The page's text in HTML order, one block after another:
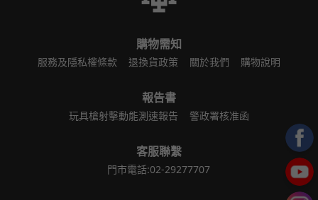
購物需知
服務及隱私權條款 退換貨政策 關於我們 購物說明
報告書
玩具槍射擊動能測速報告 警政署核准函
客服聯繫
門市電話:02-29277707